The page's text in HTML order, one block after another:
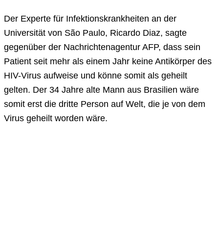
Der Experte für Infektionskrankheiten an der
Universität von São Paulo, Ricardo Diaz, sagte
gegenüber der Nachrichtenagentur AFP, dass sein
Patient seit mehr als einem Jahr keine Antikörper des
HIV-Virus aufweise und könne somit als geheilt
gelten. Der 34 Jahre alte Mann aus Brasilien wäre
somit erst die dritte Person auf Welt, die je von dem
Virus geheilt worden wäre.